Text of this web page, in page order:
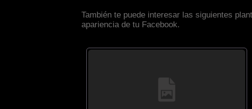
También te puede interesar las siguientes
apariencia de tu Facebook.